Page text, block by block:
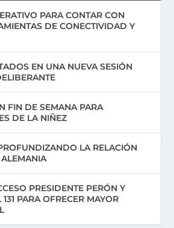
PARA CONTAR CON
DE CONECTIVIDAD Y
EN UNA NUEVA SESIÓN
FIN DE SEMANA PARA
DE LA NIÑEZ
LA RELACIÓN
PRESIDENTE PERÓN Y
PARA OFRECER MAYOR